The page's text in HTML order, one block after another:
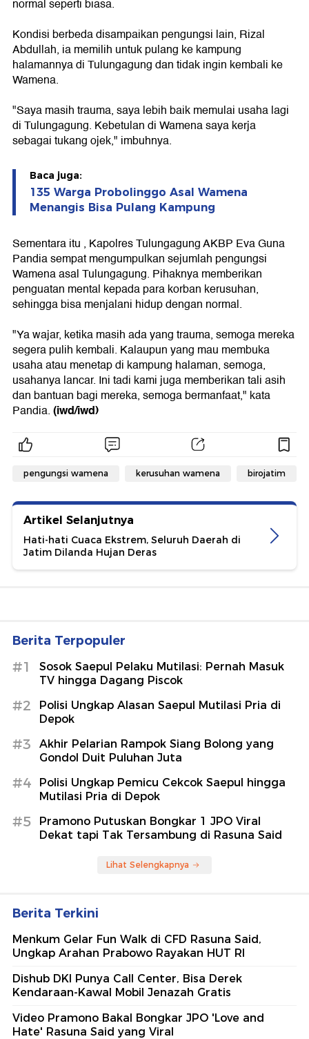
normal seperti biasa.
Kondisi berbeda disampaikan pengungsi lain, Rizal
Abdullah, ia memilih untuk pulang ke kampung
halamannya di Tulungagung dan tidak ingin kembali ke
Wamena.
"Saya masih trauma, saya lebih baik memulai usaha lagi
di Tulungagung. Kebetulan di Wamena saya kerja
sebagai tukang ojek," imbuhnya.
Baca juga:
135 Warga Probolinggo Asal Wamena
Menangis Bisa Pulang Kampung
Sementara itu , Kapolres Tulungagung AKBP Eva Guna
Pandia sempat mengumpulkan sejumlah pengungsi
Wamena asal Tulungagung. Pihaknya memberikan
penguatan mental kepada para korban kerusuhan,
sehingga bisa menjalani hidup dengan normal.
"Ya wajar, ketika masih ada yang trauma, semoga mereka
segera pulih kembali. Kalaupun yang mau membuka
usaha atau menetap di kampung halaman, semoga,
usahanya lancar. Ini tadi kami juga memberikan tali asih
dan bantuan bagi mereka, semoga bermanfaat," kata
Pandia.(iwd/iwd)
pengungsi wamena kerusuhan wamena birojatim
Artikel Selanjutnya
Hati-hati Cuaca Ekstrem, Seluruh Daerah di
Jatim Dilanda Hujan Deras
Berita Terpopuler
#1
Sosok Saepul Pelaku Mutilasi: Pernah Masuk
TV hingga Dagang Piscok
#2
Polisi Ungkap Alasan Saepul Mutilasi Pria di
Depok
#3
Akhir Pelarian Rampok Siang Bolong yang
Gondol Duit Puluhan Juta
#4
Polisi Ungkap Pemicu Cekcok Saepul hingga
Mutilasi Pria di Depok
#5
Pramono Putuskan Bongkar 1 JPO Viral
Dekat tapi Tak Tersambung di Rasuna Said
Lihat Selengkapnya
Berita Terkini
Menkum Gelar Fun Walk di CFD Rasuna Said,
Ungkap Arahan Prabowo Rayakan HUT RI
Dishub DKI Punya Call Center, Bisa Derek
Kendaraan-Kawal Mobil Jenazah Gratis
Video Pramono Bakal Bongkar JPO 'Love and
Hate' Rasuna Said yang Viral